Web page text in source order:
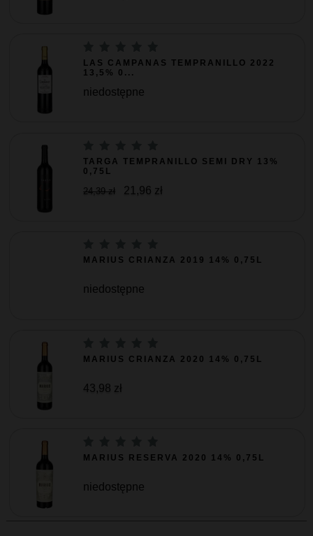
LAS CAMPANAS TEMPRANILLO 2022
13,5% 0...
niedostępne
TARGA TEMPRANILLO SEMI DRY 13%
0,75L
24,39 zł 21,96 zł
MARIUS CRIANZA 2019 14% 0,75L
niedostępne
MARIUS CRIANZA 2020 14% 0,75L
43,98 zł
MARIUS RESERVA 2020 14% 0,75L
niedostępne